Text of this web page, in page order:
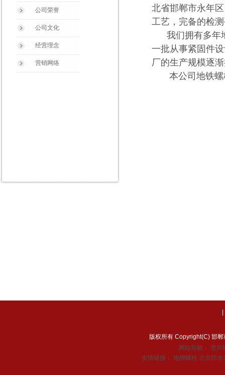
公司荣誉
公司文化
经营理念
营销网络
北省邯郸市永年
工艺，完备的检
我们拥有多年地
一批从事紧固件
厂的生产规模逐
本公司地铁螺
版权所有 Copyright(C) 邯
网站导航： 管片
友情链接：地脚螺栓 北京防水